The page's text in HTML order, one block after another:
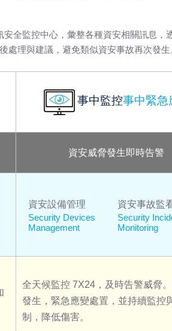
全監控中心，彙整各種資安相關訊息
理與建議，避免類似資安事故再次發生
事中監控事中緊急
資安威脅發生即時告警
資安設備管理
Security Devices
Management
資安事故監
Security
Monitoring
全天候監控 7X24，及時告警威脅
發生，緊急應變處置，並持續監控
制，降低傷害。